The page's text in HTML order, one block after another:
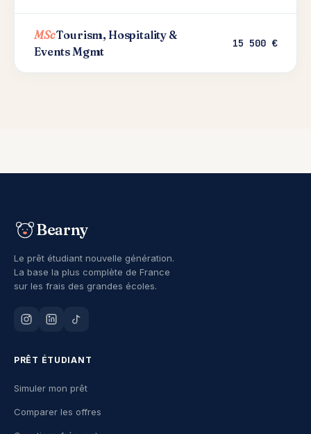
MScTourism, Hospitality &
Events Mgmt
15 500 €
Bearny
Le prêt étudiant nouvelle génération.
La base la plus complète de France
sur les frais des grandes écoles.
PRÊT ÉTUDIANT
Simuler mon prêt
Comparer les offres